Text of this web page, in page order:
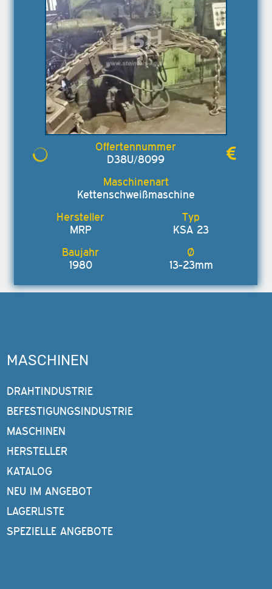
D38U/8099
Kettenschweißmaschine
MRP KSA 23
1980 13-23mm
MASCHINEN
DRAHTINDUSTRIE
BEFESTIGUNGSINDUSTRIE
MASCHINEN
HERSTELLER
KATALOG
NEU IM ANGEBOT
LAGERLISTE
SPEZIELLE ANGEBOTE